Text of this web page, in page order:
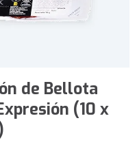
de Bellota
(10 x